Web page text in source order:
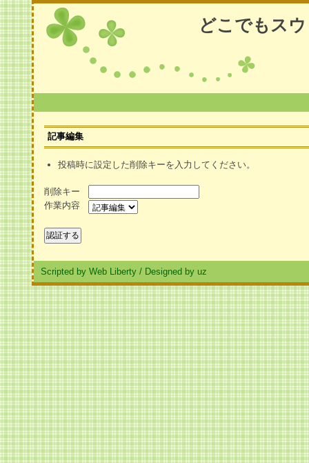
どこでもス
記事編集
投稿時に設定した削除キーを入力してください。
削除キー
作業内容
Scripted by Web Liberty / Designed by uz